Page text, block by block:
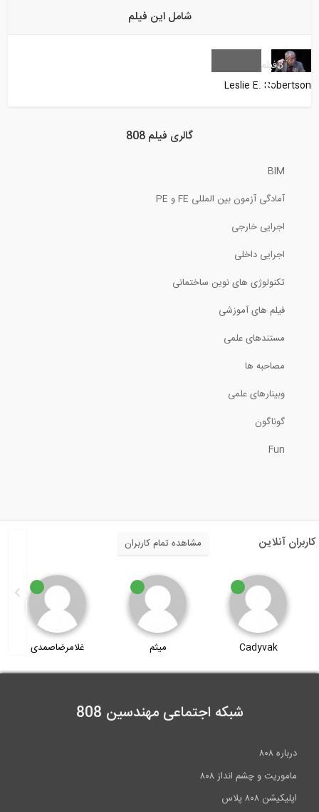
فیلم معرفی وبسایت 808 شبکه مجازی...
مستند فعالیت های تیم 808
7:04
چگونه پروفایل لینکدین خود را تنظیم کنیم...
پاویون استارتاپی نمایشگاه بین‌المللی...
شامل این فیلم
Leslie E. Robertson
3فیلم
گالری فیلم 808
BIM
آمادگی آزمون بین المللی FE و PE
اجرایی خارجی
اجرایی داخلی
تکنولوژی های نوین ساختمانی
فیلم های آموزشی
مستندهای علمی
مصاحبه ها
وبینارهای علمی
گوناگون
Fun
کاربران آنلاین مشاهده تمام کاربران
میثم غلامرضاصمدی رضا صمدی
شبکه اجتماعی مهندسین 808
درباره ۸۰۸
ماموریت و چشم انداز ۸۰۸
اپلیکیشن ۸۰۸ پلاس